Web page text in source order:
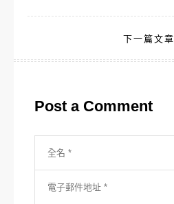
章
下一篇文章
Post a Comment